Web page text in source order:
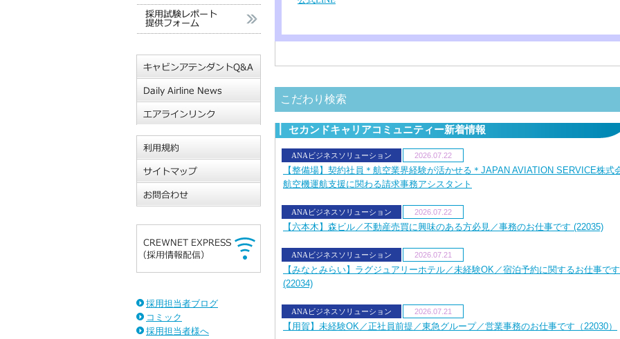
採用担当者ブログ
コミック
採用担当者様へ
こだわり検索
セカンドキャリアコミュニティー新着情報
ANAビジネスソリューション 2026.07.22
【整備場】契約社員＊航空業界経験が活かせる＊JAPAN AVIATION SERVICE株式
航空機運航支援に関わる請求事務アシスタント
ANAビジネスソリューション 2026.07.22
【六本木】森ビル／不動産売買に興味のある方必見／事務のお仕事です (22035)
ANAビジネスソリューション 2026.07.21
【みなとみらい】ラグジュアリーホテル／未経験OK／宿泊予約に関するお仕事です
(22034)
ANAビジネスソリューション 2026.07.21
【用賀】未経験OK／正社員前提／東急グループ／営業事務のお仕事です（22030）